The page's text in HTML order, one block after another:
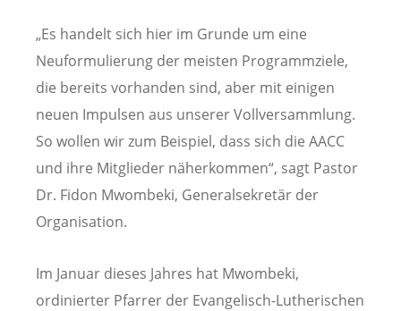
„Es handelt sich hier im Grunde um eine
Neuformulierung der meisten Programmziele,
die bereits vorhanden sind, aber mit einigen
neuen Impulsen aus unserer Vollversammlung.
So wollen wir zum Beispiel, dass sich die AACC
und ihre Mitglieder näherkommen“, sagt Pastor
Dr. Fidon Mwombeki, Generalsekretär der
Organisation.
Im Januar dieses Jahres hat Mwombeki,
ordinierter Pfarrer der Evangelisch-Lutherischen